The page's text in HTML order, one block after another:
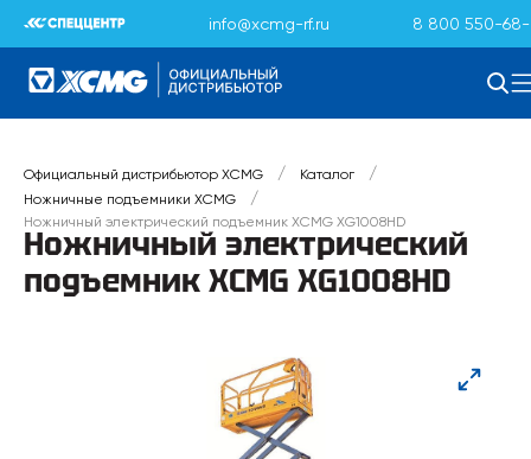
info@xcmg-rf.ru 8 800 550-68-
Официальный дистрибьютор XCMG / Каталог /
Ножничные подъемники XCMG /
Ножничный электрический подъемник XCMG XG1008HD
Ножничный электрический
подъемник XCMG XG1008HD